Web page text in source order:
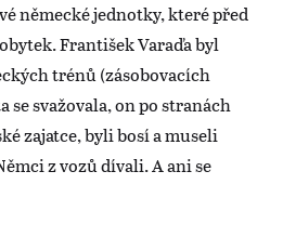
německé jednotky, které před
František Varaďa byl
trénů (zásobovacích
se svažovala, on po stranách
zajatce, byli bosí a museli
z vozů dívali. A ani se